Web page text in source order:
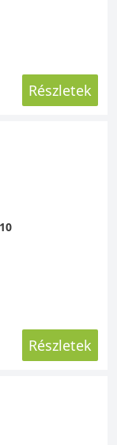
Részletek
Részletek